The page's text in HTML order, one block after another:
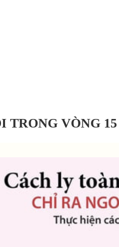
TRONG VÒNG